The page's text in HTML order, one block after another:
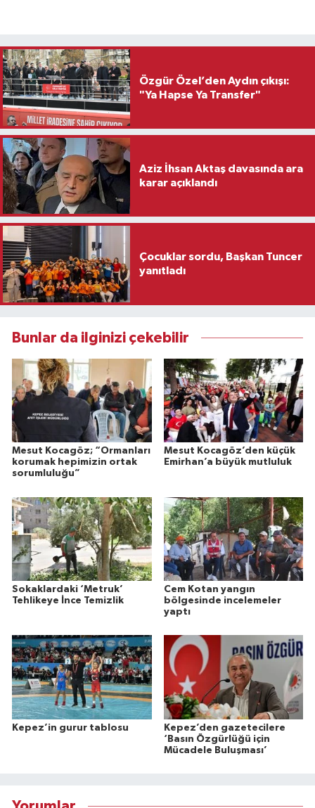
Özgür Özel’den Aydın çıkışı:
"Ya Hapse Ya Transfer"
Aziz İhsan Aktaş davasında ara
karar açıklandı
Çocuklar sordu, Başkan Tuncer
yanıtladı
Bunlar da ilginizi çekebilir
Mesut Kocagöz; “Ormanları
korumak hepimizin ortak
sorumluluğu”
Mesut Kocagöz’den küçük
Emirhan’a büyük mutluluk
Sokaklardaki ‘Metruk’
Tehlikeye İnce Temizlik
Cem Kotan yangın
bölgesinde incelemeler
yaptı
Kepez’in gurur tablosu
Kepez’den gazetecilere
‘Basın Özgürlüğü için
Mücadele Buluşması’